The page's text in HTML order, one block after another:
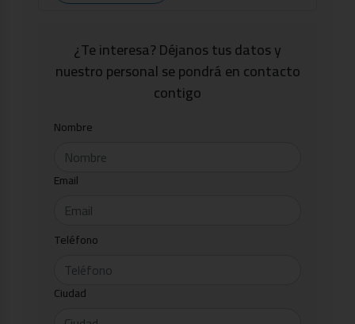
¿Te interesa? Déjanos tus datos y
nuestro personal se pondrá en contacto
contigo
Nombre
Email
Teléfono
Ciudad